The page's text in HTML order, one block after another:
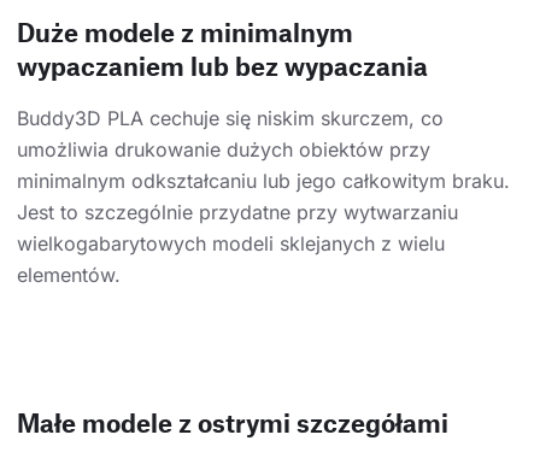
Duże modele z minimalnym
wypaczaniem lub bez wypaczania
Buddy3D PLA cechuje się niskim skurczem, co
umożliwia drukowanie dużych obiektów przy
minimalnym odkształcaniu lub jego całkowitym braku.
Jest to szczególnie przydatne przy wytwarzaniu
wielkogabarytowych modeli sklejanych z wielu
elementów.
Małe modele z ostrymi szczegółami